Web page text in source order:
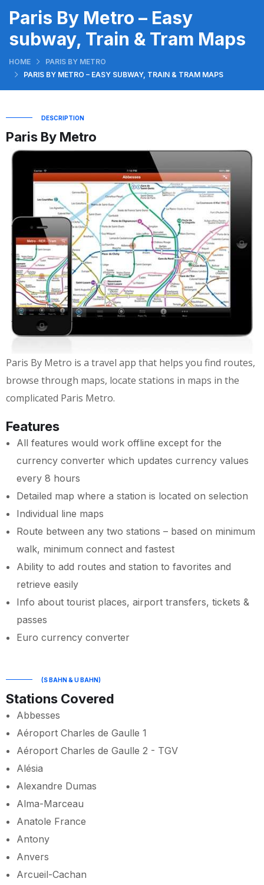
Paris By Metro – Easy
subway, Train & Tram Maps
HOME
PARIS BY METRO
PARIS BY METRO – EASY SUBWAY, TRAIN & TRAM MAPS
DESCRIPTION
Paris By Metro
Paris By Metro is a travel app that helps you find routes,
browse through maps, locate stations in maps in the
complicated Paris Metro.
Features
All features would work offline except for the
currency converter which updates currency values
every 8 hours
Detailed map where a station is located on selection
Individual line maps
Route between any two stations – based on minimum
walk, minimum connect and fastest
Ability to add routes and station to favorites and
retrieve easily
Info about tourist places, airport transfers, tickets &
passes
Euro currency converter
(S BAHN & U BAHN)
Stations Covered
Abbesses
Aéroport Charles de Gaulle 1
Aéroport Charles de Gaulle 2 - TGV
Alésia
Alexandre Dumas
Alma-Marceau
Anatole France
Antony
Anvers
Arcueil-Cachan